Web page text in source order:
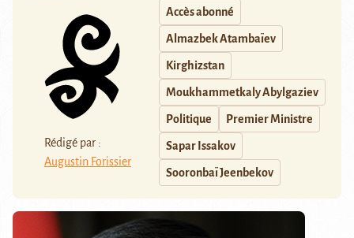
Rédigé par :
Augustin Forissier
Accès abonné
Almazbek Atambaïev
Kirghizstan
Moukhammetkaly Abylgaziev
Politique Premier Ministre
Sapar Issakov
Sooronbaï Jeenbekov